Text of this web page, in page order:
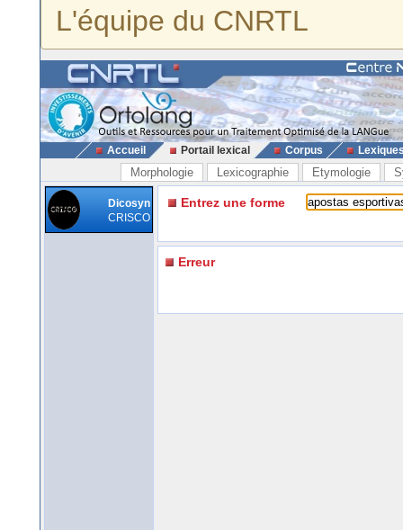
L'équipe du CNRTL
Accueil Portail lexical Corpus
Morphologie Lexicographie Etymologie
Dicosyn
CRISCO
Entrez une forme
Erreur